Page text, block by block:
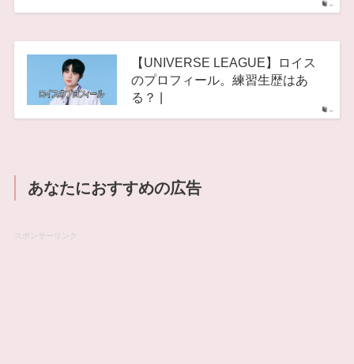
–
–
【UNIVERSE LEAGUE】ロイス
のプロフィール。練習生歴はあ
る？ |
あなたにおすすめの広告
スポンサーリンク